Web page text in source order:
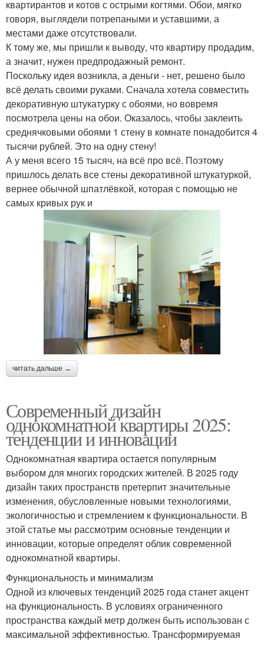
квартирантов и котов с острыми когтями. Обои, мягко
говоря, выглядели потрепаными и уставшими, а
местами даже отсутствовали.
К тому же, мы пришли к выводу, что квартиру продадим,
а значит, нужен предпродажный ремонт.
Поскольку идея возникла, а деньги - нет, решено было
всё делать своими руками. Сначала хотела совместить
декоративную штукатурку с обоями, но вовремя
посмотрела цены на обои. Оказалось, чтобы заклеить
среднячковыми обоями 1 стену в комнате понадобится 4
тысячи рублей. Это на одну стену!
А у меня всего 15 тысяч, на всё про всё. Поэтому
пришлось делать все стены декоративной штукатуркой,
вернее обычной шпатлёвкой, которая с помощью не
самых кривых рук и
читать дальше →
Современный дизайн
однокомнатной квартиры 2025:
тенденции и инновации
Однокомнатная квартира остается популярным
выбором для многих городских жителей. В 2025 году
дизайн таких пространств претерпит значительные
изменения, обусловленные новыми технологиями,
экологичностью и стремлением к функциональности. В
этой статье мы рассмотрим основные тенденции и
инновации, которые определят облик современной
однокомнатной квартиры.
Функциональность и минимализм
Одной из ключевых тенденций 2025 года станет акцент
на функциональность. В условиях ограниченного
пространства каждый метр должен быть использован с
максимальной эффективностью. Трансформируемая